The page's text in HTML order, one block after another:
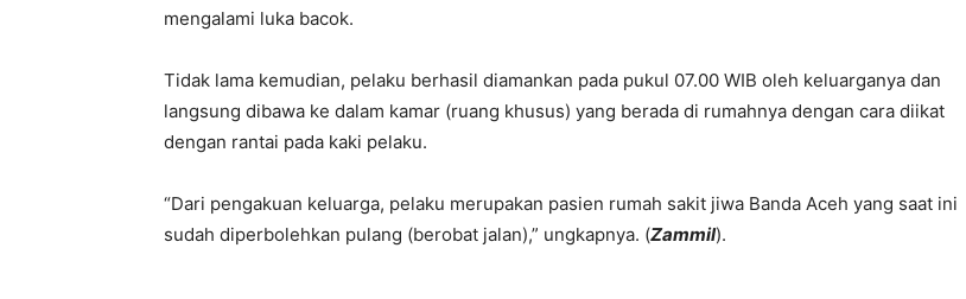
mengalami luka bacok.
Tidak lama kemudian, pelaku berhasil diamankan pada pukul 07.00 WIB oleh keluarganya dan
langsung dibawa ke dalam kamar (ruang khusus) yang berada di rumahnya dengan cara diikat
dengan rantai pada kaki pelaku.
“Dari pengakuan keluarga, pelaku merupakan pasien rumah sakit jiwa Banda Aceh yang saat ini
sudah diperbolehkan pulang (berobat jalan),” ungkapnya. (Zammil).